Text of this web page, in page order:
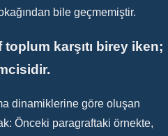
bile geçmemiştir.
karşıtı birey iken;
dinamiklerine göre oluşan
Önceki paragraftaki örnekte,